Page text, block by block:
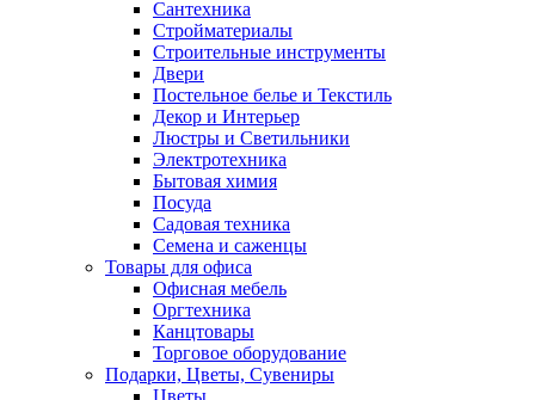
Сантехника
Стройматериалы
Строительные инструменты
Двери
Постельное белье и Текстиль
Декор и Интерьер
Люстры и Светильники
Электротехника
Бытовая химия
Посуда
Садовая техника
Семена и саженцы
Товары для офиса
Офисная мебель
Оргтехника
Канцтовары
Торговое оборудование
Подарки, Цветы, Сувениры
Цветы